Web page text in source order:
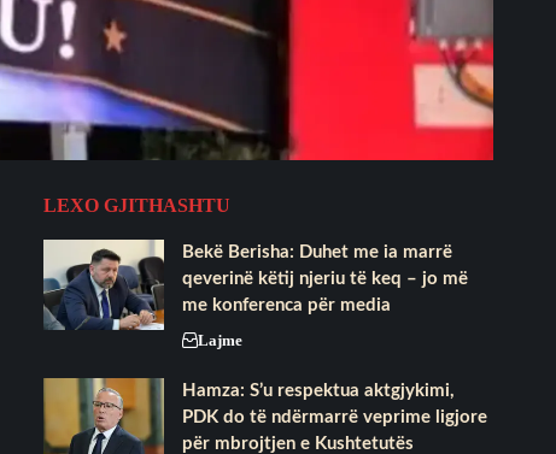
LEXO GJITHASHTU
Bekë Berisha: Duhet me ia marrë
qeverinë këtij njeriu të keq – jo më
me konferenca për media
Lajme
Hamza: S’u respektua aktgjykimi,
PDK do të ndërmarrë veprime ligjore
për mbrojtjen e Kushtetutës